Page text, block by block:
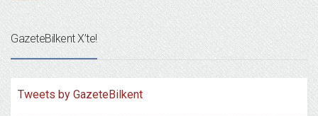
GazeteBilkent X’te!
Tweets by GazeteBilkent